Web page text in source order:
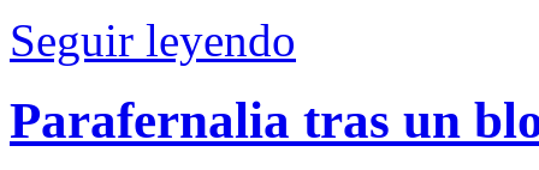
Seguir leyendo
Parafernalia tras un